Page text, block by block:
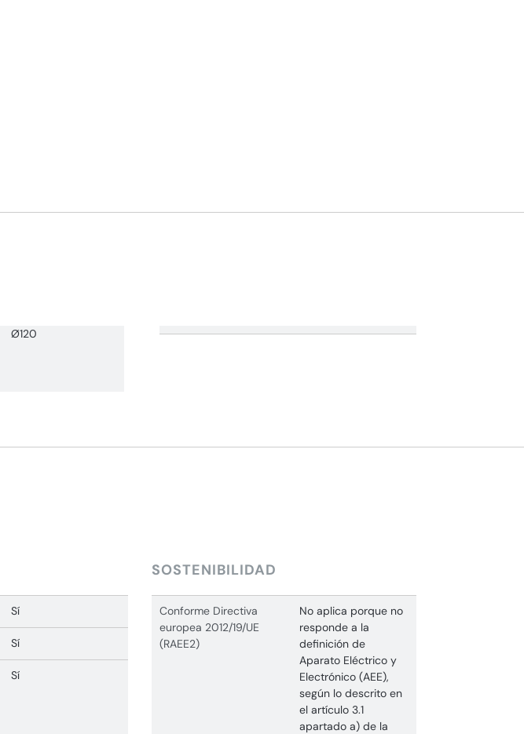
Ø120
Sí
Sí
Sí
SOSTENIBILIDAD
Conforme Directiva
europea 2012/19/UE
(RAEE2)
No aplica porque no
responde a la
definición de
Aparato Eléctrico y
Electrónico (AEE),
según lo descrito en
el artículo 3.1
apartado a) de la